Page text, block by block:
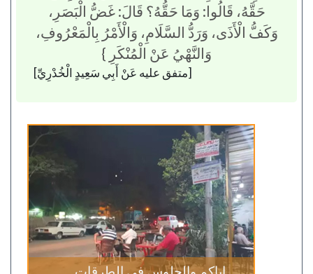
حَقَّهُ، قَالُوا: وَمَا حَقُّهُ؟ قَالَ: غَضُّ الْبَصَرِ،
وَكَفُّ الْأَذَى، وَرَدُّ السَّلَامِ، وَالْأَمْرُ بِالْمَعْرُوفِ،
وَالنَّهْيُ عَنْ الْمُنْكَرِ }
[متفق عليه عَنْ أَبِي سَعِيدٍ الْخُدْرِيِّ]